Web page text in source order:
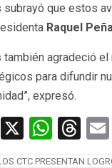
subrayó que estos
Raquel
también agradeció
para difundir
expresó.
X
CTC PRESENTAN